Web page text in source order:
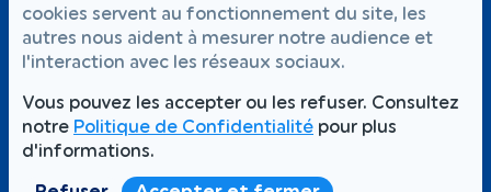
NOUS SUIVRE
Intervention rapide 7j/7
Partout à Paris et en Île-de-France
Votre satisfaction,
cookies servent au fonctionnement du site, les
autres nous aident à mesurer notre audience et
l'interaction avec les réseaux sociaux.
Vous pouvez les accepter ou les refuser. Consultez
notre Politique de Confidentialité pour plus
d'informations.